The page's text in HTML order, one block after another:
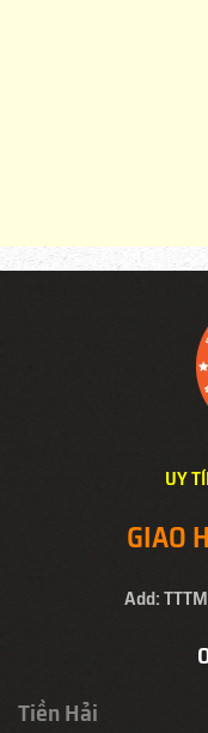
UY
GIAO
Add:
Tiền Hải